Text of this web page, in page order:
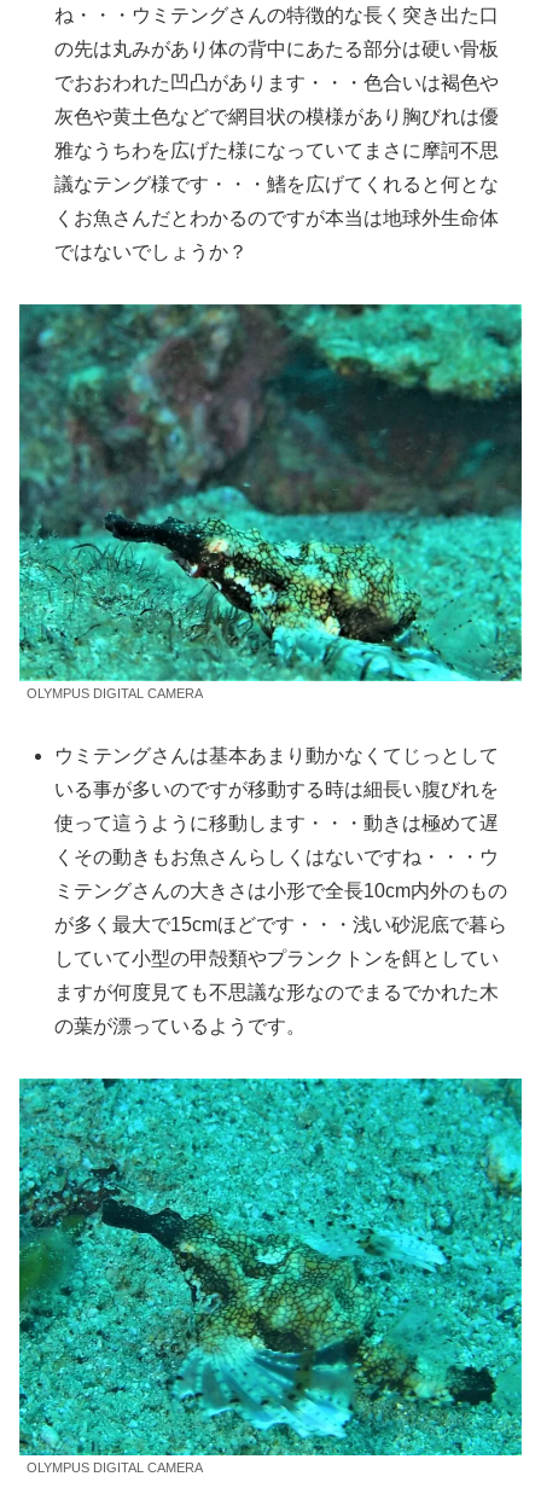
ね・・・ウミテングさんの特徴的な長く突き出た口
の先は丸みがあり体の背中にあたる部分は硬い骨板
でおおわれた凹凸があります・・・色合いは褐色や
灰色や黄土色などで網目状の模様があり胸びれは優
雅なうちわを広げた様になっていてまさに摩訶不思
議なテング様です・・・鰭を広げてくれると何とな
くお魚さんだとわかるのですが本当は地球外生命体
ではないでしょうか？
OLYMPUS DIGITAL CAMERA
ウミテングさんは基本あまり動かなくてじっとして
いる事が多いのですが移動する時は細長い腹びれを
使って這うように移動します・・・動きは極めて遅
くその動きもお魚さんらしくはないですね・・・ウ
ミテングさんの大きさは小形で全長10cm内外のもの
が多く最大で15cmほどです・・・浅い砂泥底で暮ら
していて小型の甲殻類やプランクトンを餌としてい
ますが何度見ても不思議な形なのでまるでかれた木
の葉が漂っているようです。
OLYMPUS DIGITAL CAMERA